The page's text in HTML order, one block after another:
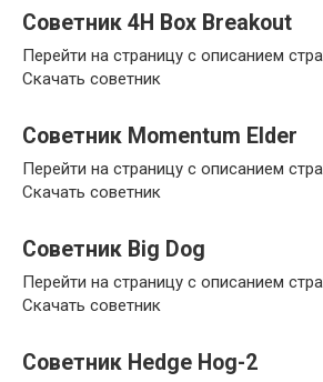
Советник 4H Box Breakout
Перейти на страницу с описанием
Скачать советник
Советник Momentum Elder
Перейти на страницу с описанием
Скачать советник
Cоветник Big Dog
Перейти на страницу с описанием
Скачать советник
Советник Hedge Hog-2